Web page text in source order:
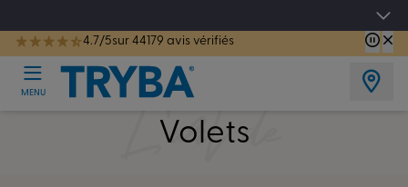
Les jours tentation : Jusqu'à -15% sur vos fenêtres, portes, volets et pergolas
4.7/5sur 44179 avis vérifiés
MENU
L'art de
Volets